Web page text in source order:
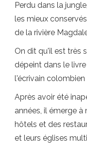
Perdu dans la
les mieux
de la rivière
On dit qu'il est très
dépeint dans le livre
l'écrivain colombien
Après avoir été
années, il émerge
hôtels et des
et leurs églises